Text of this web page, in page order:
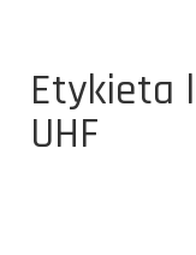
Etykieta
UHF